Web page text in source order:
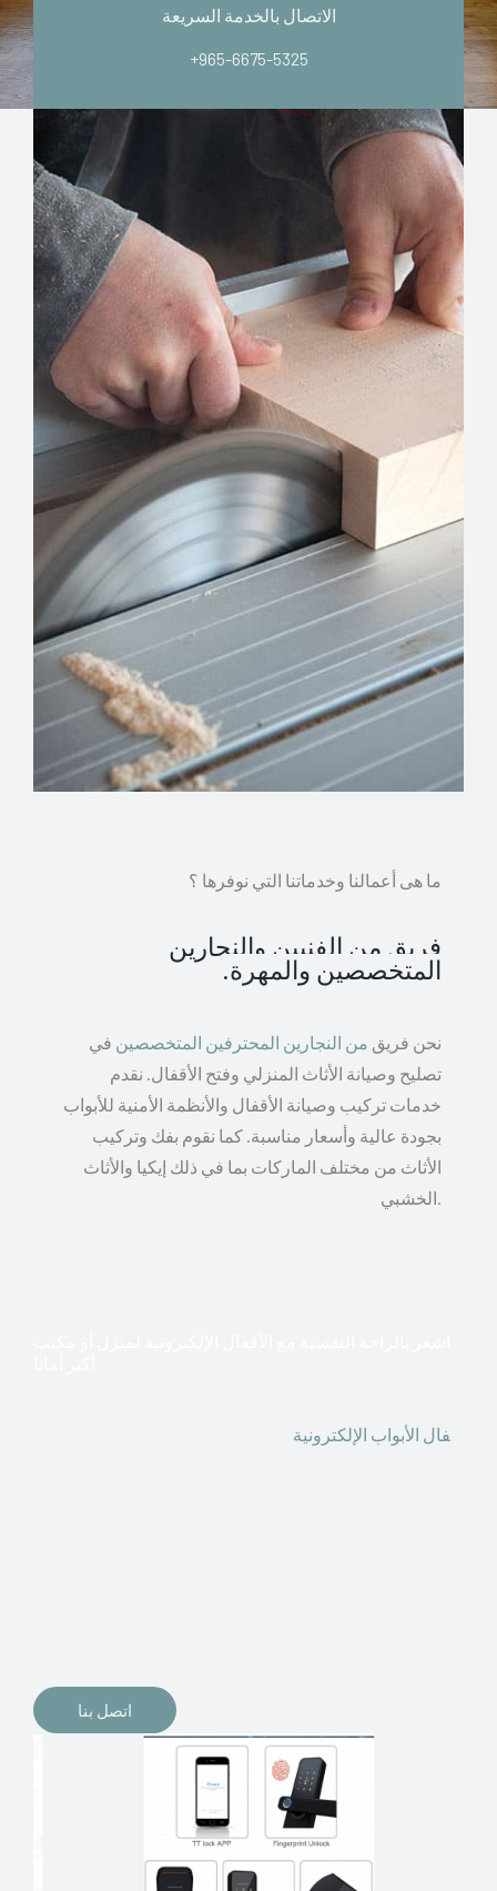
الاتصال بالخدمة السريعة
+965-6675-5325
ما هى أعمالنا وخدماتنا التي نوفرها ؟
فريق من الفنيين والنجارين
المتخصصين والمهرة.
نحن فريق من النجارين المحترفين المتخصصين في
تصليح وصيانة الأثاث المنزلي وفتح الأقفال. نقدم
خدمات تركيب وصيانة الأقفال والأنظمة الأمنية للأبواب
بجودة عالية وأسعار مناسبة. كما نقوم بفك وتركيب
الأثاث من مختلف الماركات بما في ذلك إيكيا والأثاث
الخشبي.
فال الأبواب الإلكترونية
اتصل بنا